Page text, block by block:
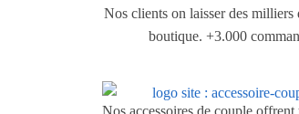
Nos clients on laisser des
boutique. +3.000
Nos accessoires de couple offrent